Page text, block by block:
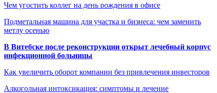
Чем угостить коллег на день рождения в офисе
Подметальная машина для участка и бизнеса: чем заменить
метлу осенью
В Витебске после реконструкции открыт лечебный корпус
инфекционной больницы
Как увеличить оборот компании без привлечения инвесторов
Алкогольная интоксикация: симптомы и лечение